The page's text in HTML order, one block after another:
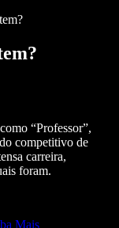
“Professor”,
competitivo de
carreira,
foram.
Mais